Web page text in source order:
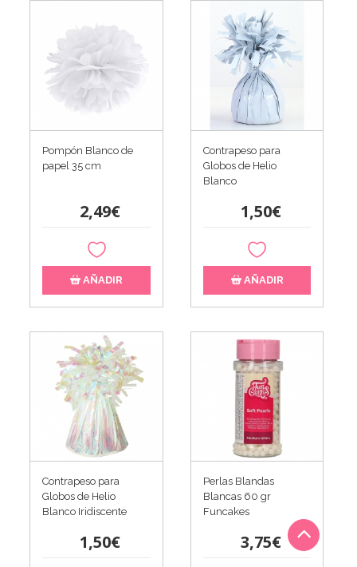
Pompón Blanco de
papel 35 cm
2,49€
AÑADIR
Contrapeso para
Globos de Helio
Blanco
1,50€
AÑADIR
Contrapeso para
Globos de Helio
Blanco Iridiscente
1,50€
Perlas Blandas
Blancas 60 gr
Funcakes
3,75€